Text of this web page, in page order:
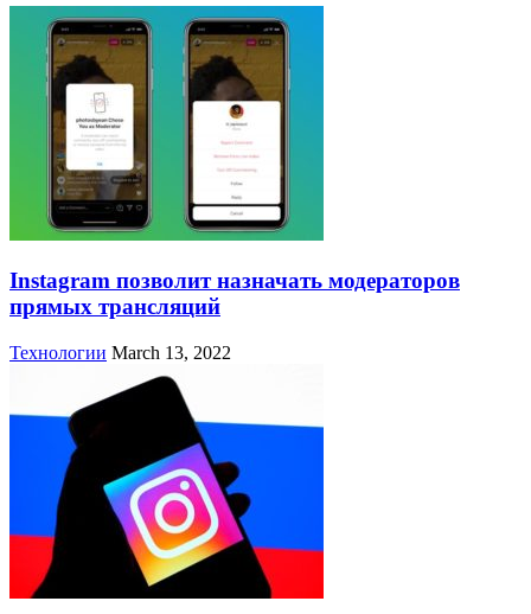
Instagram позволит назначать модераторов
прямых трансляций
Технологии March 13, 2022